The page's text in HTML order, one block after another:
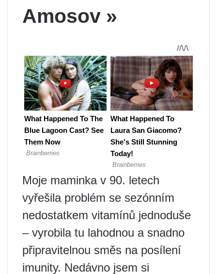
Amosov »
Moje maminka v 90. letech
vyřešila problém se sezónním
nedostatkem vitamínů jednoduše
– vyrobila tu lahodnou a snadno
připravitelnou směs na posílení
imunity. Nedávno jsem si